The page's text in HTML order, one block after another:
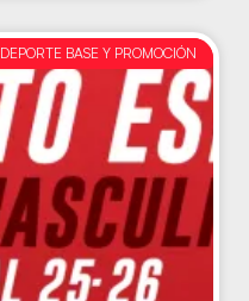
DEPORTE BASE Y PROMOCIÓN